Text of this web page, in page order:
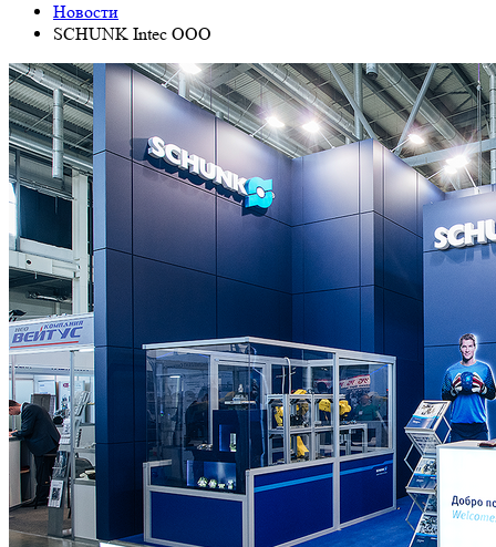
Новости
SCHUNK Intec OOO